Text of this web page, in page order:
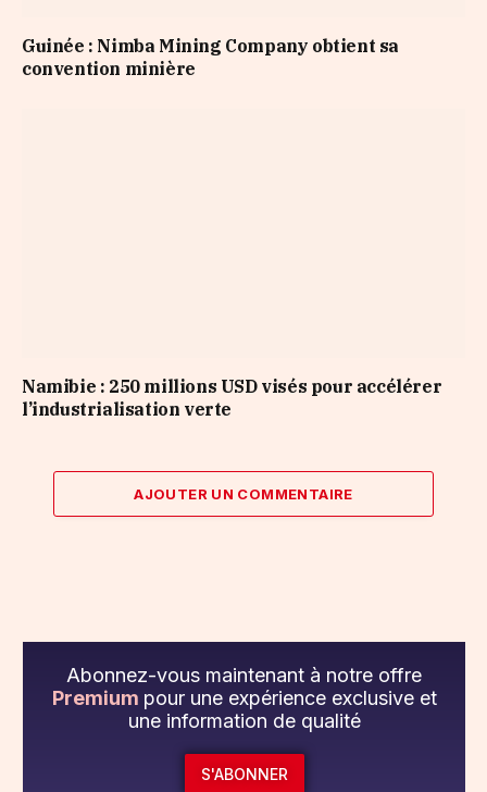
Guinée : Nimba Mining Company obtient sa
convention minière
Namibie : 250 millions USD visés pour accélérer
l’industrialisation verte
AJOUTER UN COMMENTAIRE
Abonnez-vous maintenant à notre offre
Premium pour une expérience exclusive et
une information de qualité
S'ABONNER